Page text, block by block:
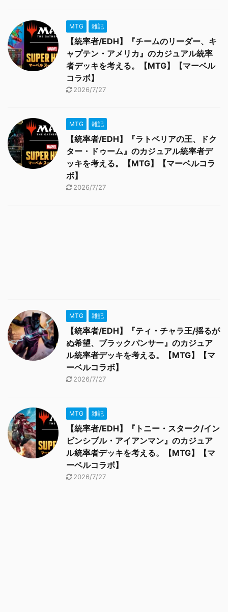
MTG 雑記
【統率者/EDH】『チームのリーダー、キ
ャプテン・アメリカ』のカジュアル統率
者デッキを考える。【MTG】【マーベル
コラボ】
2026/7/27
MTG 雑記
【統率者/EDH】『ラトベリアの王、ドク
ター・ドゥーム』のカジュアル統率者デ
ッキを考える。【MTG】【マーベルコラ
ボ】
2026/7/27
MTG 雑記
【統率者/EDH】『ティ・チャラ王/揺るが
ぬ希望、ブラックパンサー』のカジュア
ル統率者デッキを考える。【MTG】【マ
ーベルコラボ】
2026/7/27
MTG 雑記
【統率者/EDH】『トニー・スターク/イン
ビンシブル・アイアンマン』のカジュア
ル統率者デッキを考える。【MTG】【マ
ーベルコラボ】
2026/7/27